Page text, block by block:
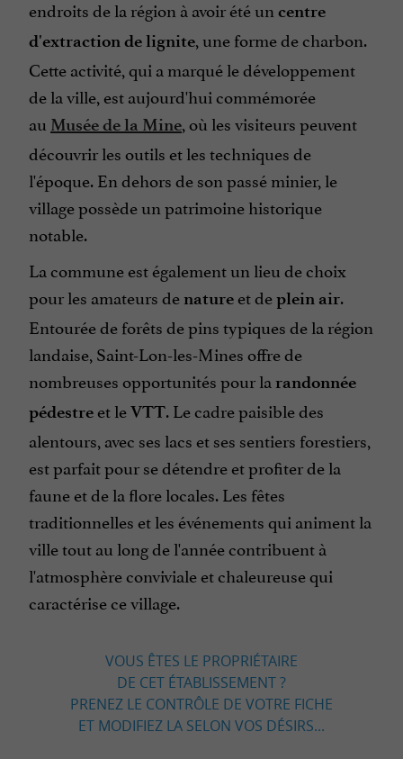
endroits de la région à avoir été un centre
d'extraction de lignite, une forme de charbon.
Cette activité, qui a marqué le développement
de la ville, est aujourd'hui commémorée
au Musée de la Mine, où les visiteurs peuvent
découvrir les outils et les techniques de
l'époque. En dehors de son passé minier, le
village possède un patrimoine historique
notable.
La commune est également un lieu de choix
pour les amateurs de nature et deplein air.
Entourée de forêts de pins typiques de la région
landaise, Saint-Lon-les-Mines offre de
nombreuses opportunités pour la randonnée
pédestre et leVTT. Le cadre paisible des
alentours, avec ses lacs et ses sentiers forestiers,
est parfait pour se détendre et profiter de la
faune et de la flore locales. Les fêtes
traditionnelles et les événements qui animent la
ville tout au long de l'année contribuent à
l'atmosphère conviviale et chaleureuse qui
caractérise ce village.
VOUS ÊTES LE PROPRIÉTAIRE
DE CET ÉTABLISSEMENT ?
PRENEZ LE CONTRÔLE DE VOTRE FICHE
ET MODIFIEZ LA SELON VOS DÉSIRS...